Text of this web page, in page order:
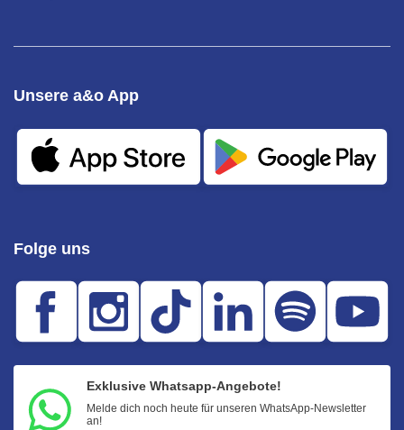
Folge uns
Exklusive Whatsapp-Angebote!
Melde dich noch heute für unseren WhatsApp-Newsletter
an!
Unsere a&o App